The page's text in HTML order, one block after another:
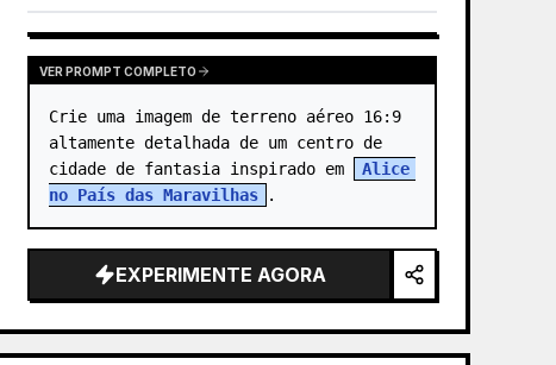
VER PROMPT COMPLETO
Crie uma imagem de terreno aéreo 16:9
altamente detalhada de um centro de
cidade de fantasia inspirado em
Alice
no País das Maravilhas
.
EXPERIMENTE AGORA